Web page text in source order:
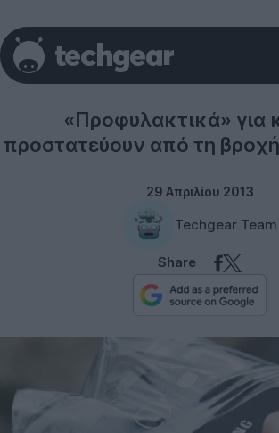
«Προφυλακτικά» για
προστατεύουν από τη
29 Απριλίου 2013
Techgear Team
Share